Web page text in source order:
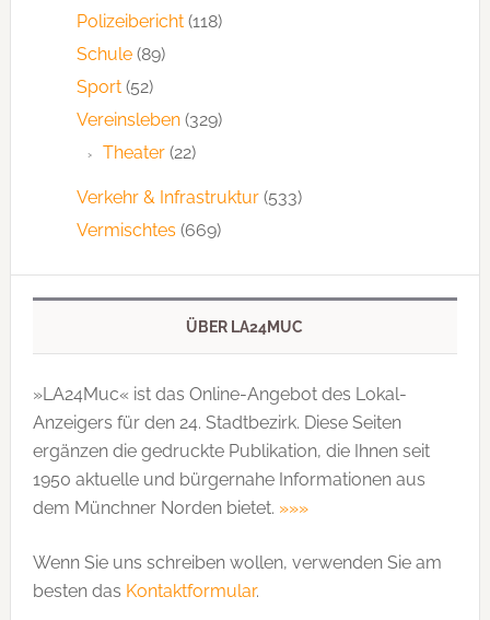
Polizeibericht(118)
Schule(89)
Sport(52)
Vereinsleben(329)
Theater(22)
Verkehr & Infrastruktur(533)
Vermischtes (669)
ÜBER LA24MUC
»LA24Muc« ist das Online-Angebot des Lokal-
Anzeigers für den 24. Stadtbezirk. Diese Seiten
ergänzen die gedruckte Publi­kation, die Ihnen seit
1950 aktuelle und bürgernahe Informationen aus
dem Münchner Norden bietet. »»»
Wenn Sie uns schreiben wollen, verwenden Sie am
besten das Kontaktformular.